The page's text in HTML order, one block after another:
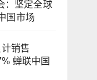
：坚定全球
国市场
销售
蝉联中国